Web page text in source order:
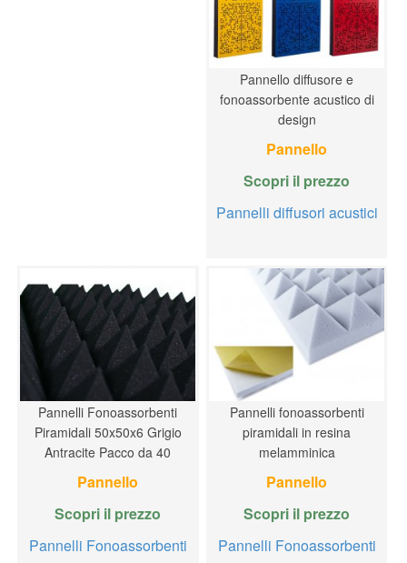
Pannello diffusore e
fonoassorbente acustico di
design
Pannello
Scopri il prezzo
Pannelli diffusori acustici
Pannelli Fonoassorbenti
Piramidali 50x50x6 Grigio
Antracite Pacco da 40
Pannello
Scopri il prezzo
Pannelli Fonoassorbenti
Pannelli fonoassorbenti
piramidali in resina
melamminica
Pannello
Scopri il prezzo
Pannelli Fonoassorbenti